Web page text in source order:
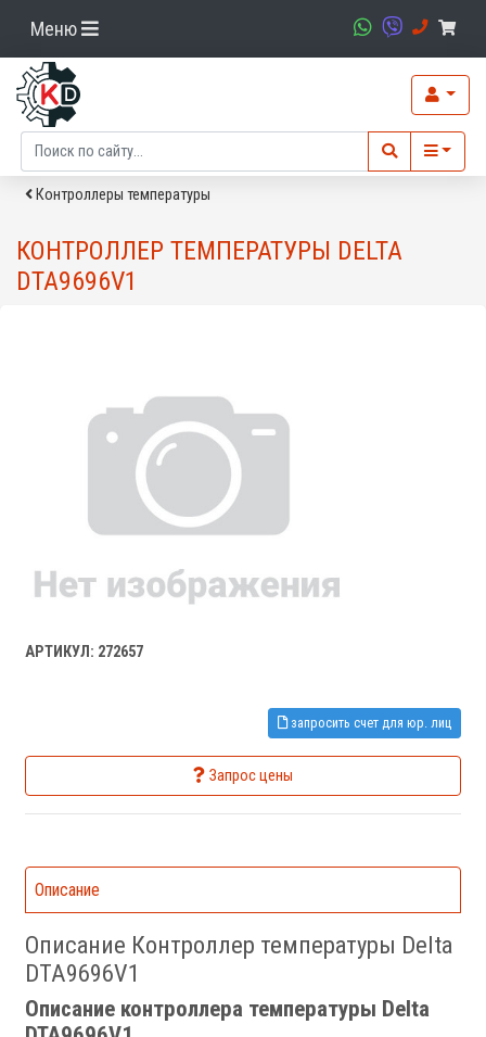
Меню
Контроллеры температуры
КОНТРОЛЛЕР ТЕМПЕРАТУРЫ DELTA
DTA9696V1
АРТИКУЛ: 272657
запросить счет для юр. лиц
Запрос цены
Описание
Описание Контроллер температуры Delta
DTA9696V1
Описание контроллера температуры Delta